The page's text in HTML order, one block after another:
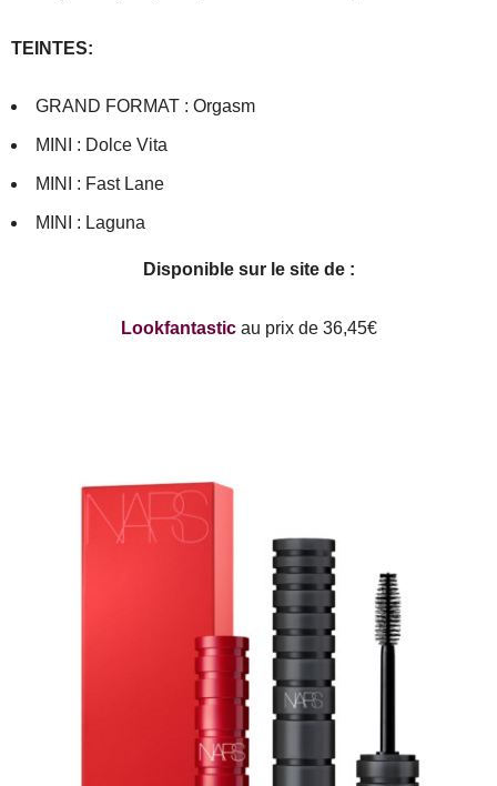
TEINTES:
GRAND FORMAT : Orgasm
MINI : Dolce Vita
MINI : Fast Lane
MINI : Laguna
Disponible sur le site de :
Lookfantasticau prix de 36,45€